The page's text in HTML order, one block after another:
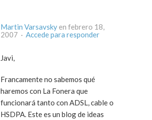
Martin Varsavsky en febrero 18,
2007 · Accede para responder
Javi,
Francamente no sabemos qué
haremos con La Fonera que
funcionará tanto con ADSL, cable o
HSDPA. Este es un blog de ideas